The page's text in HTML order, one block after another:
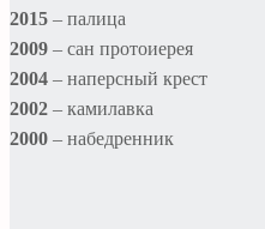
2015 – палица
2009 – сан протоиерея
2004 – наперсный крест
2002 – камилавка
2000 – набедренник